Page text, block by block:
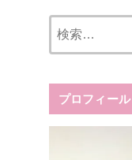
プロフィール